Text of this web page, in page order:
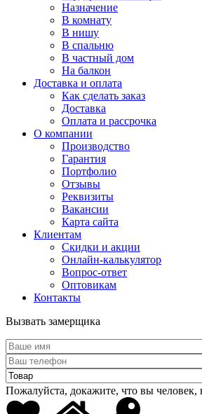
Назначение
В комнату
В нишу
В спальню
В частный дом
На балкон
Доставка и оплата
Как сделать заказ
Доставка
Оплата и рассрочка
О компании
Производство
Гарантия
Портфолио
Отзывы
Реквизиты
Вакансии
Карта сайта
Клиентам
Скидки и акции
Онлайн-калькулятор
Вопрос-ответ
Оптовикам
Контакты
Вызвать замерщика
Пожалуйста, докажите, что вы человек,